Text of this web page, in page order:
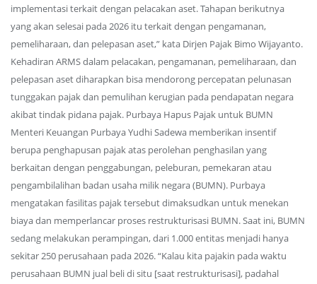
implementasi terkait dengan pelacakan aset. Tahapan berikutnya
yang akan selesai pada 2026 itu terkait dengan pengamanan,
pemeliharaan, dan pelepasan aset,” kata Dirjen Pajak Bimo Wijayanto.
Kehadiran ARMS dalam pelacakan, pengamanan, pemeliharaan, dan
pelepasan aset diharapkan bisa mendorong percepatan pelunasan
tunggakan pajak dan pemulihan kerugian pada pendapatan negara
akibat tindak pidana pajak. Purbaya Hapus Pajak untuk BUMN
Menteri Keuangan Purbaya Yudhi Sadewa memberikan insentif
berupa penghapusan pajak atas perolehan penghasilan yang
berkaitan dengan penggabungan, peleburan, pemekaran atau
pengambilalihan badan usaha milik negara (BUMN). Purbaya
mengatakan fasilitas pajak tersebut dimaksudkan untuk menekan
biaya dan memperlancar proses restrukturisasi BUMN. Saat ini, BUMN
sedang melakukan perampingan, dari 1.000 entitas menjadi hanya
sekitar 250 perusahaan pada 2026. “Kalau kita pajakin pada waktu
perusahaan BUMN jual beli di situ [saat restrukturisasi], padahal